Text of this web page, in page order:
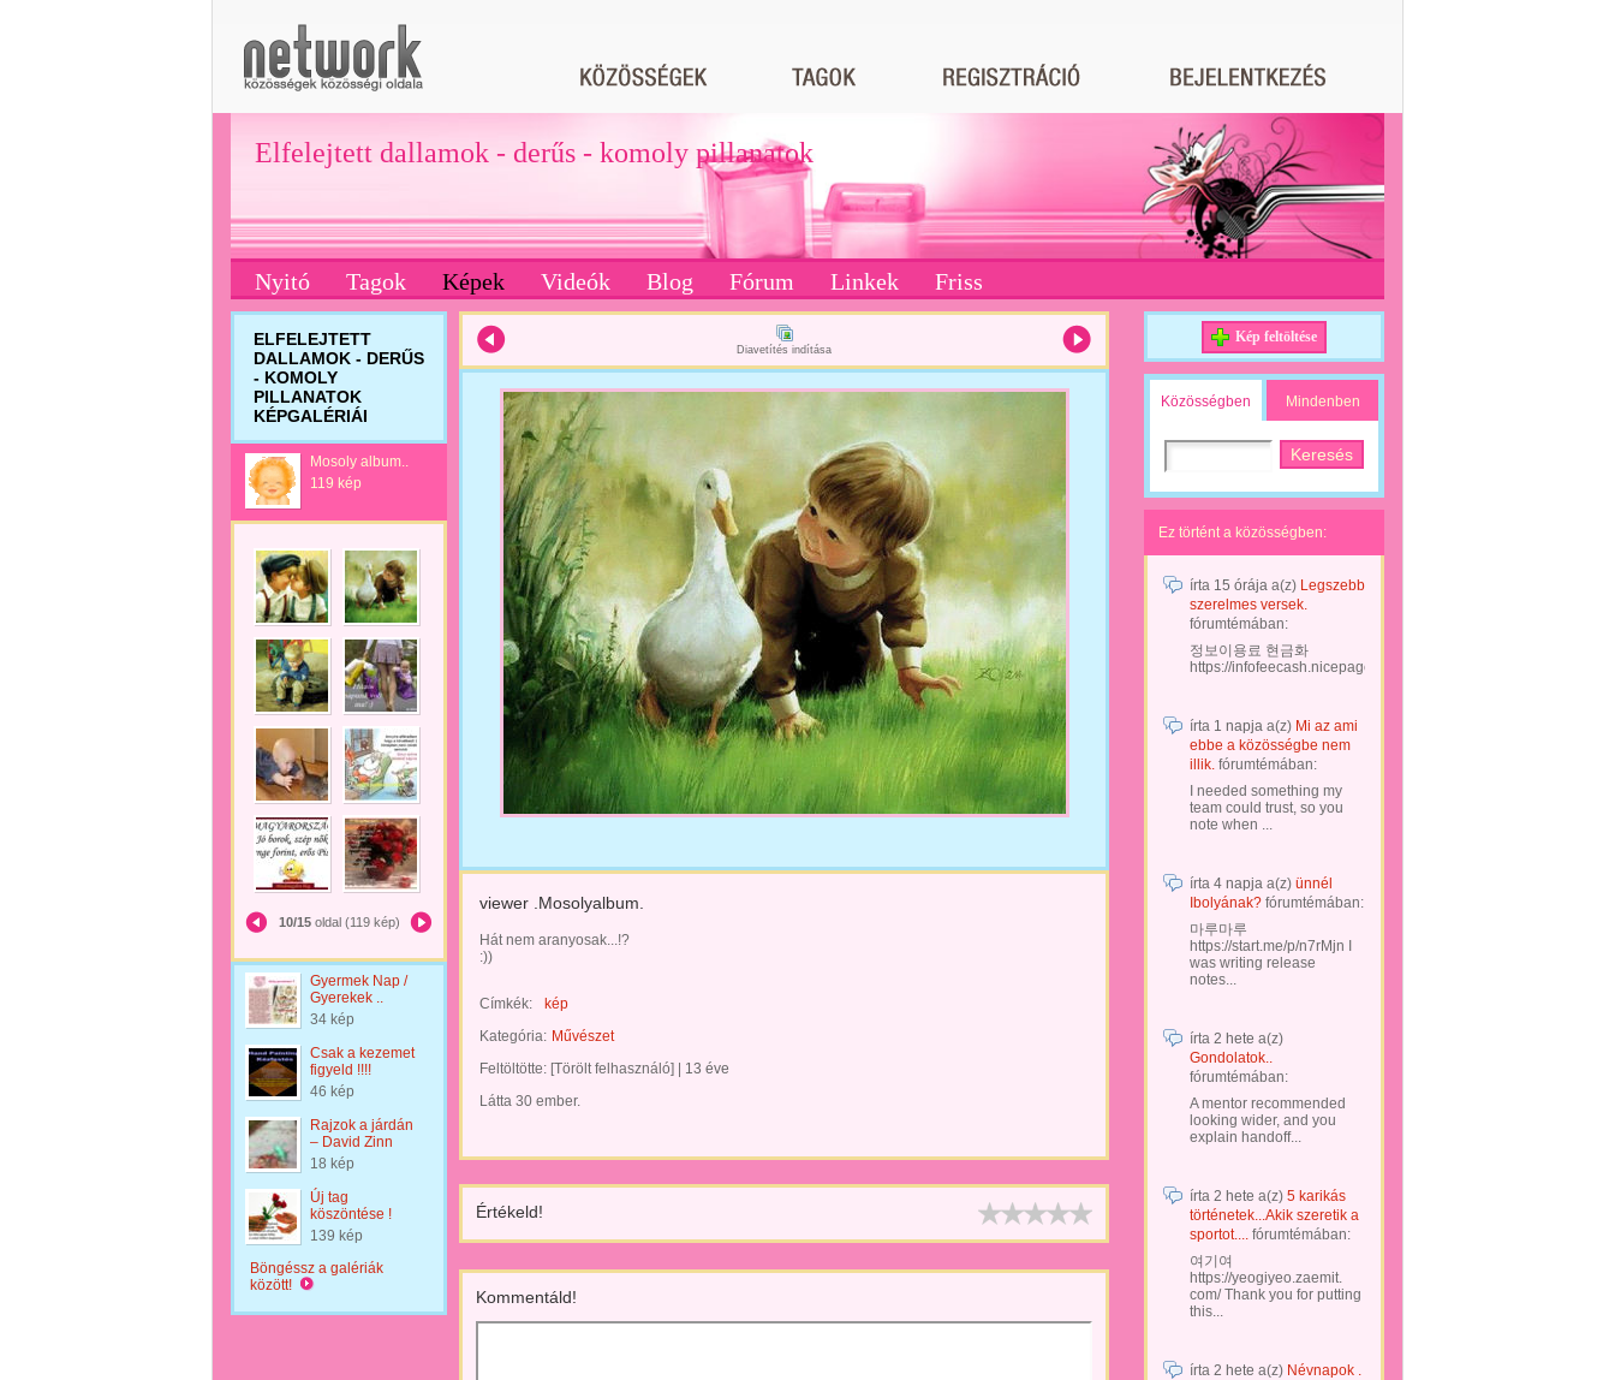
Elfelejtett dallamok - derűs - komoly pillanatok
Nyitó Tagok Képek Videók Blog Fórum Linkek Friss
ELFELEJTETT
DALLAMOK - DERŰS
- KOMOLY
PILLANATOK
KÉPGALÉRIÁI
Mosoly album..
119 kép
10/15oldal (119 kép)
Gyermek Nap /
Gyerekek ..
34 kép
Csak a kezemet
figyeld !!!!
46 kép
Rajzok a járdán
– David Zinn
18 kép
Új tag
köszöntése !
139 kép
Böngéssz a galériák
között!
Diavetítés indítása
viewer .Mosolyalbum.
Hát nem aranyosak...!?
:))
Címkék:
kép
Kategória: Művészet
Feltöltötte: [Törölt felhasználó]
13 éve
Látta 30 ember.
Értékeld!
Kommentáld!
Kép feltöltése
Közösségben Mindenben
Ez történt a közösségben:
írta 15 órája a(z) Legszebb
szerelmes versek.
fórumtémában:
정보이용료 현금화
https://infofeecash.nicepage...
írta 1 napja a(z) Mi az ami
ebbe a közösségbe nem
illik. fórumtémában:
I needed something my
team could trust, so you
note when ...
írta 4 napja a(z) ünnél
Ibolyának? fórumtémában:
마루마루
https://start.me/p/n7rMjn I
was writing release
notes...
írta 2 hete a(z)
Gondolatok..
fórumtémában:
A mentor recommended
looking wider, and you
explain handoff...
írta 2 hete a(z) 5 karikás
történetek...Akik szeretik a
sportot.... fórumtémában:
여기여
https://yeogiyeo.zaemit.
com/ Thank you for putting
this...
írta 2 hete a(z) Névnapok .